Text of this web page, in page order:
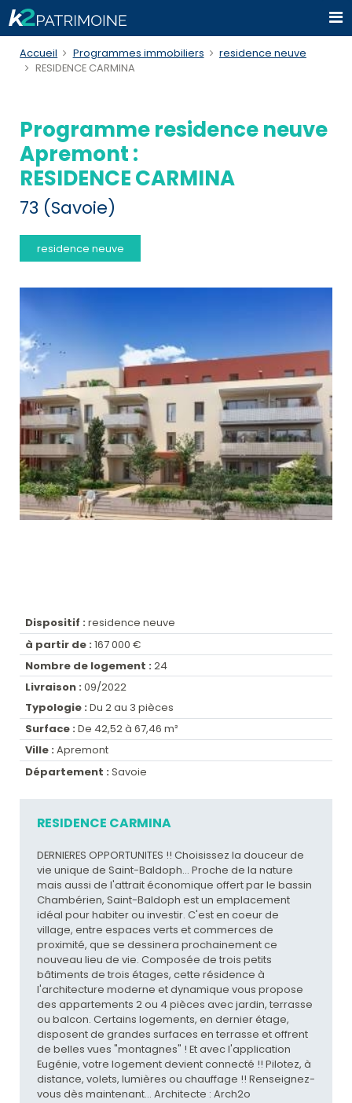
Accueil Programmes immobiliers
residence neuve
RESIDENCE CARMINA
Programme residence neuve
Apremont :
RESIDENCE CARMINA
73 (Savoie)
residence neuve
Dispositif : residence neuve
à partir de : 167 000 €
Nombre de logement : 24
Livraison : 09/2022
Typologie : Du 2 au 3 pièces
Surface : De 42,52 à 67,46 m²
Ville : Apremont
Département : Savoie
RESIDENCE CARMINA
DERNIERES OPPORTUNITES !! Choisissez la douceur de
vie unique de Saint-Baldoph... Proche de la nature
mais aussi de l'attrait économique offert par le bassin
Chambérien, Saint-Baldoph est un emplacement
idéal pour habiter ou investir. C'est en coeur de
village, entre espaces verts et commerces de
proximité, que se dessinera prochainement ce
nouveau lieu de vie. Composée de trois petits
bâtiments de trois étages, cette résidence à
l'architecture moderne et dynamique vous propose
des appartements 2 ou 4 pièces avec jardin, terrasse
ou balcon. Certains logements, en dernier étage,
disposent de grandes surfaces en terrasse et offrent
de belles vues "montagnes" ! Et avec l'application
Eugénie, votre logement devient connecté !! Pilotez, à
distance, volets, lumières ou chauffage !! Renseignez-
vous dès maintenant... Architecte : Arch2o